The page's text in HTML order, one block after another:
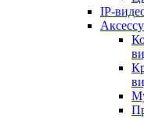
IP-